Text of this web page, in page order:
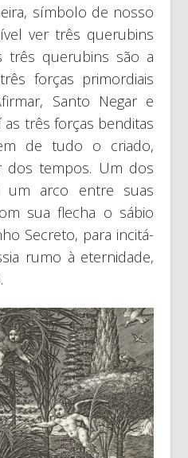
símbolo de nosso
ver três querubins
três querubins são a
forças primordiais
Santo Negar e
as três forças benditas
de tudo o criado,
dos tempos. Um dos
um arco entre suas
sua flecha o sábio
Secreto, para incitá-
rumo à eternidade,